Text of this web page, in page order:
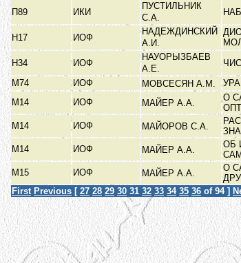
П89 ИКИ
ПУСТИЛЬНИК
С.А.
Н17 ИОФ
НАДЕЖДИНСКИЙ
А.И.
Н34 ИОФ
НАУОРЫЗБАЕВ
А.Е.
М74
ИОФ МОВСЕСЯН А.М.
М14
ИОФ МАЙЕР А.А.
О
М14 ИОФ МАЙОРОВ С.А.
М14 ИОФ МАЙЕР А.А.
ОБ
М15 ИОФ МАЙЕР А.А.
О
First Previous [ 27 28 29 30 31 32 33 34 35 36 of 94 ]